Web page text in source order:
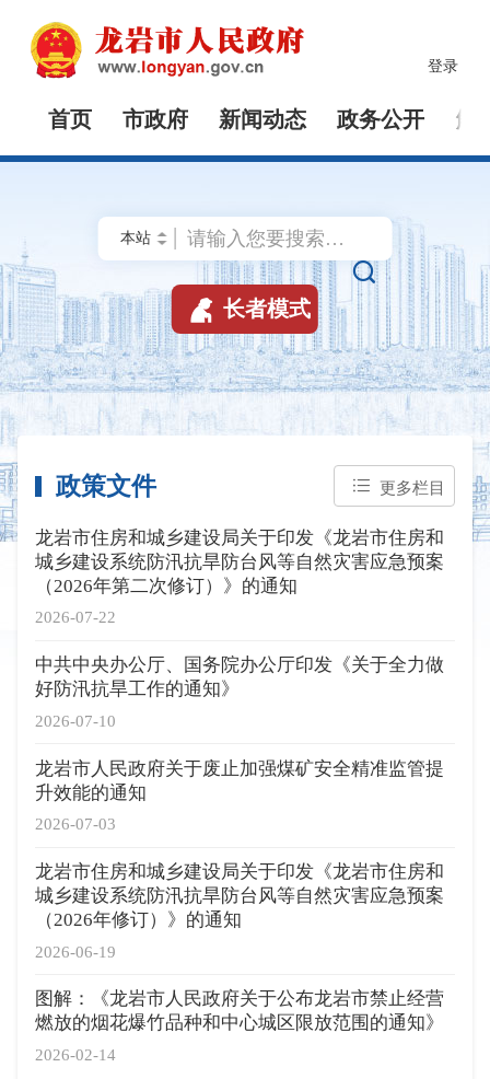
登录
首页 市政府 新闻动态 政务公开 解

 长者模式
政策文件 更多栏目
2026-07-22
龙岩市住房和城乡建设局关于印发《龙岩市住房和
城乡建设系统防汛抗旱防台风等自然灾害应急预案
（2026年第二次修订）》的通知
2026-07-10
中共中央办公厅、国务院办公厅印发《关于全力做
好防汛抗旱工作的通知》
2026-07-03
龙岩市人民政府关于废止加强煤矿安全精准监管提
升效能的通知
2026-06-19
龙岩市住房和城乡建设局关于印发《龙岩市住房和
城乡建设系统防汛抗旱防台风等自然灾害应急预案
（2026年修订）》的通知
2026-02-14
图解：《龙岩市人民政府关于公布龙岩市禁止经营
燃放的烟花爆竹品种和中心城区限放范围的通知》